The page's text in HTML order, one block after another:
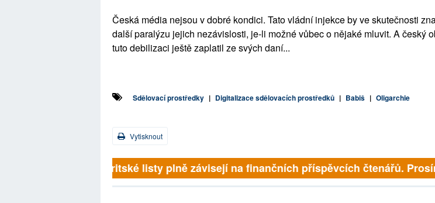
Česká média nejsou v dobré kondici. Tato vládní injekce by ve skutečnosti
další paralýzu jejich nezávislosti, je-li možné vůbec o nějaké mluvit. A český
tuto debilizaci ještě zaplatil ze svých daní...
Sdělovací prostředky | Digitalizace sdělovacích prostředků | Babiš | Oligarchie
Vytisknout
Britské listy plně závisejí na finančních příspěvcích čtenářů.